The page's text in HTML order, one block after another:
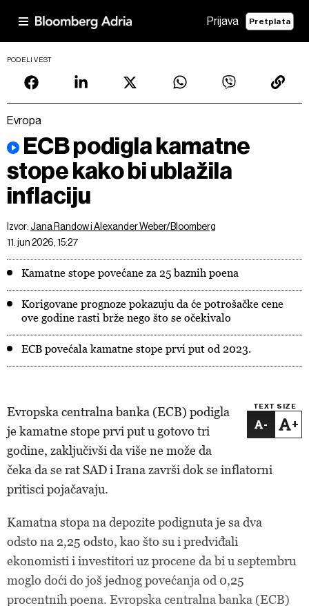
Prijava Pretplata
PODELI VEST
Evropa
ECB podigla kamatne
stope kako bi ublažila
inflaciju
Izvor:Jana Randow i Alexander Weber/Bloomberg
11. jun 2026, 15:27
Kamatne stope povećane za 25 baznih poena
Korigovane prognoze pokazuju da će potrošačke cene
ove godine rasti brže nego što se očekivalo
ECB povećala kamatne stope prvi put od 2023.
TEXT SIZE
- +
Evropska centralna banka (ECB) podigla
je kamatne stope prvi put u gotovo tri
godine, zaključivši da više ne može da
čeka da se rat SAD i Irana završi dok se inflatorni
pritisci pojačavaju.
Kamatna stopa na depozite podignuta je sa dva
odsto na 2,25 odsto, kao što su i predviđali
ekonomisti i investitori uz procene da bi u septembru
moglo doći do još jednog povećanja od 0,25
procentnih poena. Evropska centralna banka (ECB)